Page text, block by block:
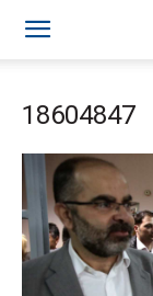
18604847